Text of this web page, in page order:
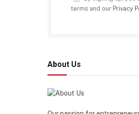
terms and our Privacy
About Us